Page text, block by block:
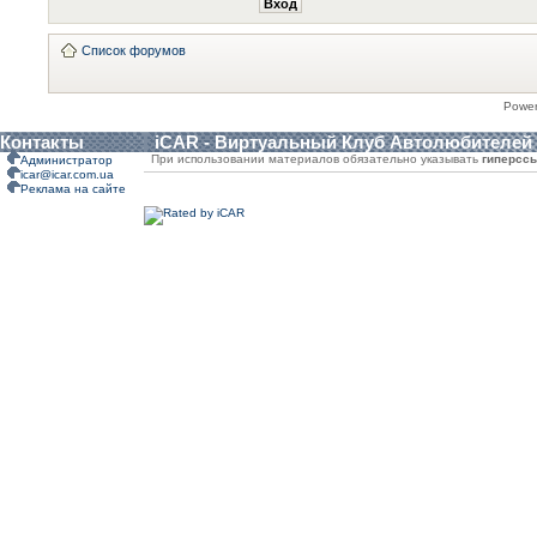
Список форумов
Контакты iCAR - Виртуальный Клуб Автолюбителей
Администратор
icar@icar.com.ua
Реклама на сайте
При использовании материалов обязательно указывать